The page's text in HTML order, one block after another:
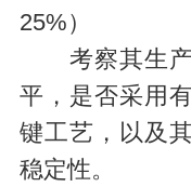
25%）
考察其生产
平，是否采用
键工艺，以及
稳定性。